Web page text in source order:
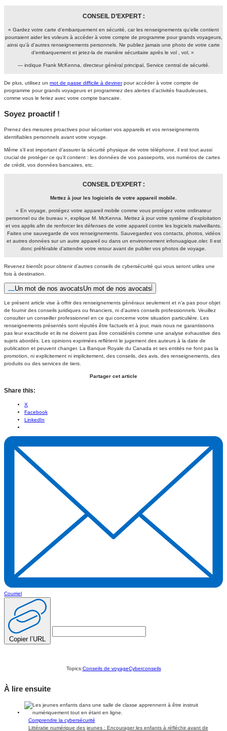
CONSEIL D’EXPERT :
« Gardez votre carte d’embarquement en sécurité, car les renseignements qu’elle contient
pourraient aider les voleurs à accéder à votre compte de programme pour grands voyageurs,
ainsi qu’à d’autres renseignements personnels. Ne publiez jamais une photo de votre carte
d’embarquement et jetez-la de manière sécuritaire après le vol , vol, »
— indique Frank McKenna, directeur général principal, Service central de sécurité.
De plus, utilisez un mot de passe difficile à devinerpour accéder à votre compte de
programme pour grands voyageurs et programmez des alertes d’activités frauduleuses,
comme vous le feriez avec votre compte bancaire.
Soyez proactif !
Prenez des mesures proactives pour sécuriser vos appareils et vos renseignements
identifiables personnels avant votre voyage.
Même s’il est important d’assurer la sécurité physique de votre téléphone, il est tout aussi
crucial de protéger ce qu’il contient : les données de vos passeports, vos numéros de cartes
de crédit, vos données bancaires, etc.
CONSEIL D’EXPERT :
Mettez à jour les logiciels de votre appareil mobile.
« En voyage, protégez votre appareil mobile comme vous protégez votre ordinateur
personnel ou de bureau », explique M. McKenna. Mettez à jour votre système d’exploitation
et vos applis afin de renforcer les défenses de votre appareil contre les logiciels malveillants.
Faites une sauvegarde de vos renseignements. Sauvegardez vos contacts, photos, vidéos
et autres données sur un autre appareil ou dans un environnement infonuagique.oler. Il est
donc préférable d’attendre votre retour avant de publier vos photos de voyage.
Revenez bientôt pour obtenir d’autres conseils de cybersécurité qui vous seront utiles une
fois à destination.
Un mot de nos avocatsUn mot de nos avocats
Le présent article vise à offrir des renseignements généraux seulement et n’a pas pour objet
de fournir des conseils juridiques ou financiers, ni d’autres conseils professionnels. Veuillez
consulter un conseiller professionnel en ce qui concerne votre situation particulière. Les
renseignements présentés sont réputés être factuels et à jour, mais nous ne garantissons
pas leur exactitude et ils ne doivent pas être considérés comme une analyse exhaustive des
sujets abordés. Les opinions exprimées reflètent le jugement des auteurs à la date de
publication et peuvent changer. La Banque Royale du Canada et ses entités ne font pas la
promotion, ni explicitement ni implicitement, des conseils, des avis, des renseignements, des
produits ou des services de tiers.
Partager cet article
Share this:
X
Facebook
LinkedIn
Courriel
Copier l’URL
Topics:Conseils de voyageCyberconseils
À lire ensuite
Comprendre la cybersécurité
Littératie numérique des jeunes : Encourager les enfants à réfléchir avant de